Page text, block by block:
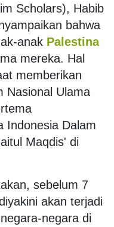
Scholars), Habib
bahwa
anak Palestina
mereka. Hal
memberikan
Nasional Ulama
Indonesia Dalam
Maqdis' di
sebelum 7
akan terjadi
negara di